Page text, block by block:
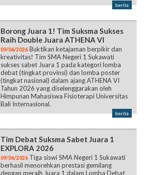
berita
Borong Juara 1! Tim Suksma Sukses
Raih Double Juara ATHENA VI
09/06/2026 Buktikan ketajaman berpikir dan
kreativitas! Tim SMA Negeri 1 Sukawati
sukses sabet Juara 1 pada kategori lomba
debat (tingkat provinsi) dan lomba poster
(tingkat nasional) dalam ajang ATHENA VI
Tahun 2026 yang diselenggarakan oleh
Himpunan Mahasiswa Fisioterapi Universitas
Bali Internasional.
berita
Tim Debat Suksma Sabet Juara 1
EXPLORA 2026
09/06/2026 Tiga siswi SMA Negeri 1 Sukawati
berhasil menorehkan prestasi gemilang
dengan meraih Juara 1 dalam Lomba Debat